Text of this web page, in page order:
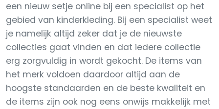
een nieuw setje online bij een specialist op het
gebied van kinderkleding. Bij een specialist weet
je namelijk altijd zeker dat je de nieuwste
collecties gaat vinden en dat iedere collectie
erg zorgvuldig in wordt gekocht. De items van
het merk voldoen daardoor altijd aan de
hoogste standaarden en de beste kwaliteit en
de items zijn ook nog eens onwijs makkelijk met